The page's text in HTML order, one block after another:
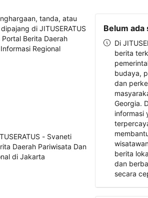
Belum ada
Di
berita
budaya,
dan
Georgia.
informasi
berita
dan
secara